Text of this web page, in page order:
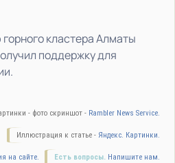
кластера Алматы
поддержку для
- фото скриншот - Rambler News Service.
Иллюстрация к статье - Яндекс. Картинки.
Есть вопросы. Напишите нам.
на сайте.